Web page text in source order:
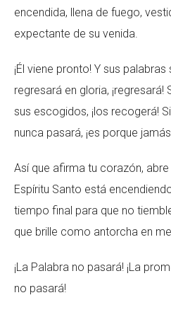
encendida, llena de fuego,
expectante de su venida.
¡Él viene pronto! Y sus
regresará en gloria,
sus escogidos, ¡los recogerá!
nunca pasará, ¡es porque
Así que afirma tu corazón,
Espíritu Santo está
tiempo final para que no
que brille como antorcha en
¡La Palabra no pasará! ¡La
no pasará!